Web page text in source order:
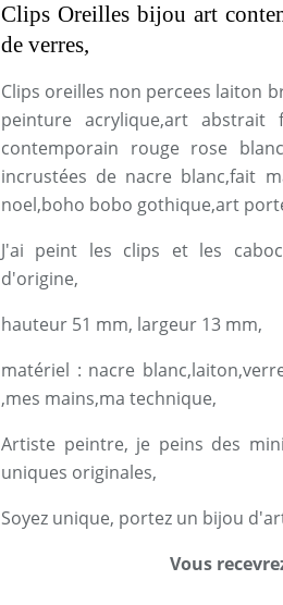
Clips Oreilles bijou art
de verres,
Clips oreilles non percees laiton
peinture acrylique,art abstrait
contemporain rouge rose
incrustées de nacre blanc,fait
noel,boho bobo gothique,art
J'ai peint les clips et les
d'origine,
hauteur 51 mm, largeur 13 mm,
matériel : nacre
,mes mains,ma technique,
Artiste peintre, je peins des
uniques originales,
Soyez unique, portez un bijou
Vous